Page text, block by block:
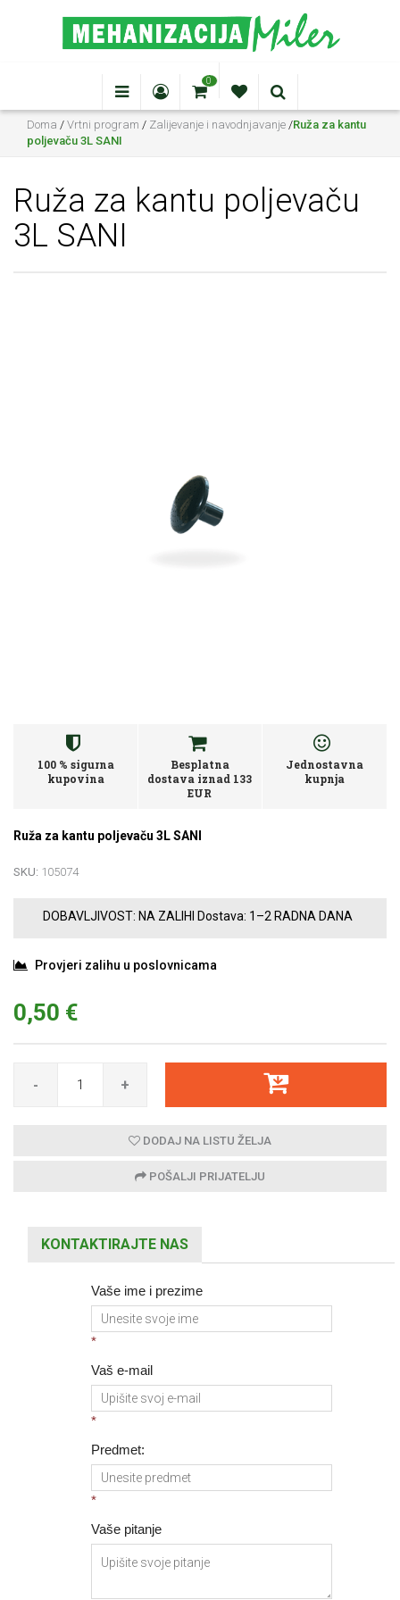
0
Doma / Vrtni program / Zalijevanje i navodnjavanje /Ruža za kantu
poljevaču 3L SANI
Ruža za kantu poljevaču
3L SANI
100 % sigurna
kupovina
Besplatna
dostava iznad 133
EUR
Jednostavna
kupnja
Ruža za kantu poljevaču 3L SANI
SKU: 105074
DOBAVLJIVOST: NA ZALIHI Dostava: 1–2 RADNA DANA
Provjeri zalihu u poslovnicama
0,50 €
- +
DODAJ NA LISTU ŽELJA
POŠALJI PRIJATELJU
KONTAKTIRAJTE NAS
Vaše ime i prezime
*
Vaš e-mail
*
Predmet:
*
Vaše pitanje